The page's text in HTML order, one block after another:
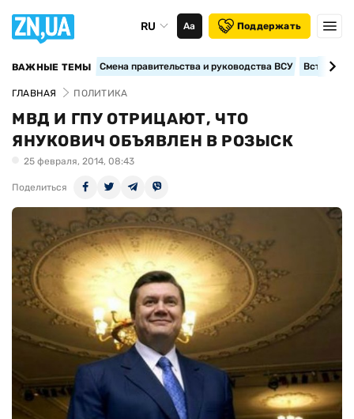
RU Аа Поддержать
ВАЖНЫЕ ТЕМЫ Смена правительства и руководства ВСУ
ГЛАВНАЯ ПОЛИТИКА
МВД И ГПУ ОТРИЦАЮТ, ЧТО
ЯНУКОВИЧ ОБЪЯВЛЕН В РОЗЫСК
25 февраля, 2014, 08:43
Поделиться